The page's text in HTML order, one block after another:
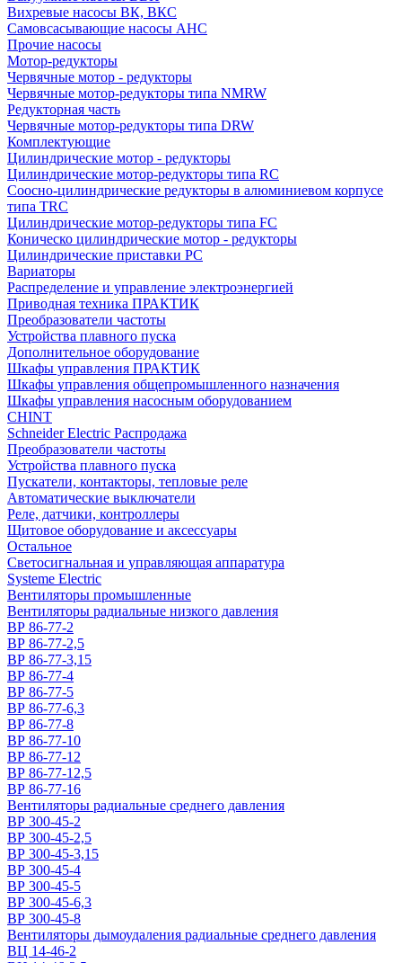
Вихревые насосы ВК, ВКС
Самовсасывающие насосы АНС
Прочие насосы
Мотор-редукторы
Червячные мотор - редукторы
Червячные мотор-редукторы типа NMRW
Редукторная часть
Червячные мотор-редукторы типа DRW
Комплектующие
Цилиндрические мотор - редукторы
Цилиндрические мотор-редукторы типа RC
Соосно-цилиндрические редукторы в алюминиевом корпусе
типа TRC
Цилиндрические мотор-редукторы типа FC
Коническо цилиндрические мотор - редукторы
Цилиндрические приставки PC
Вариаторы
Распределение и управление электроэнергией
Приводная техника ПРАКТИК
Преобразователи частоты
Устройства плавного пуска
Дополнительное оборудование
Шкафы управления ПРАКТИК
Шкафы управления общепромышленного назначения
Шкафы управления насосным оборудованием
CHINT
Schneider Electric Распродажа
Преобразователи частоты
Устройства плавного пуска
Пускатели, контакторы, тепловые реле
Автоматические выключатели
Реле, датчики, контроллеры
Щитовое оборудование и аксессуары
Остальное
Светосигнальная и управляющая аппаратура
Systeme Electric
Вентиляторы промышленные
Вентиляторы радиальные низкого давления
ВР 86-77-2
ВР 86-77-2,5
ВР 86-77-3,15
ВР 86-77-4
ВР 86-77-5
ВР 86-77-6,3
ВР 86-77-8
ВР 86-77-10
ВР 86-77-12
ВР 86-77-12,5
ВР 86-77-16
Вентиляторы радиальные среднего давления
ВР 300-45-2
ВР 300-45-2,5
ВР 300-45-3,15
ВР 300-45-4
ВР 300-45-5
ВР 300-45-6,3
ВР 300-45-8
Вентиляторы дымоудаления радиальные среднего давления
ВЦ 14-46-2